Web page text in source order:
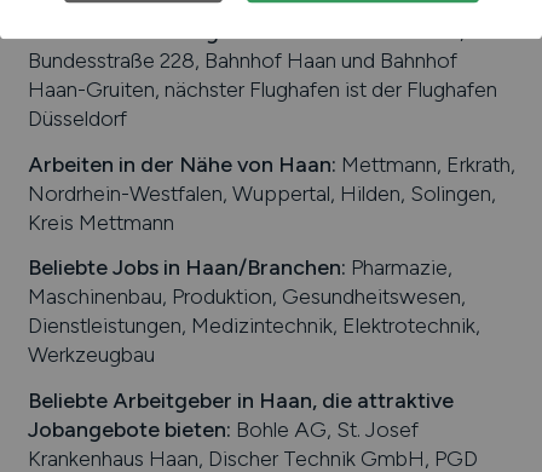
Bundesstraße 228, Bahnhof Haan und Bahnhof
Haan-Gruiten, nächster Flughafen ist der Flughafen
Düsseldorf
Arbeiten in der Nähe von Haan: Mettmann, Erkrath,
Nordrhein-Westfalen, Wuppertal, Hilden, Solingen,
Kreis Mettmann
Beliebte Jobs in Haan/Branchen: Pharmazie,
Maschinenbau, Produktion, Gesundheitswesen,
Dienstleistungen, Medizintechnik, Elektrotechnik,
Werkzeugbau
Beliebte Arbeitgeber in Haan, die attraktive
Jobangebote bieten: Bohle AG, St. Josef
Krankenhaus Haan, Discher Technik GmbH, PGD